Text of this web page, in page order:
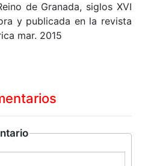
de Granada, siglos XVI
y publicada en la revista
mar. 2015